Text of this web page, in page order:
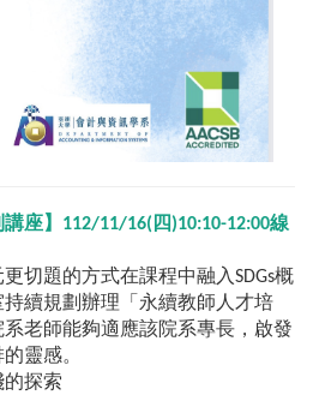
座】112/11/16(四)10:10-12:00線
切題的方式在課程中融入SDGs概
續規劃辦理「永續教師人才培
老師能夠適應該院系專長，啟發
靈感。
探索